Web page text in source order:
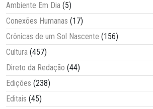
Ambiente Em Dia (5)
Conexões Humanas (17)
Crônicas de um Sol Nascente (156)
Cultura (457)
Direto da Redação (44)
Edições (238)
Editais (45)